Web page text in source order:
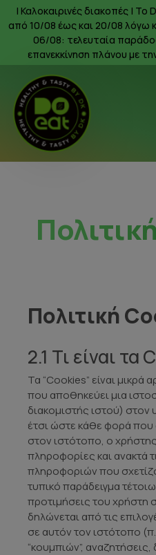
| Καλοκαιρινές διακοπές | To
από 10/08 έως και 20/08 λόγω
06/08: τελευταία
επανεκκίνηση πλάνου με
Πολιτική
2.1 Τι είναι τα
Τα “Cookies” είναι μικρά
που αποθηκεύει μια
διακομιστής ιστού) στον
έτσι ώστε κάθε φορά που
στον ιστότοπο, ο
πληροφορίες και ανακτά
πληροφοριών που
τυπικό παράδειγμα
προτιμήσεις του χρήστη
δηλώνεται από τις
σε αυτόν τον ιστότοπο
“κουμπιών”, αναζητήσεις,